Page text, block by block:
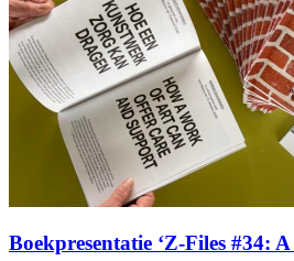
Boekpresentatie ‘Z-Files #34: